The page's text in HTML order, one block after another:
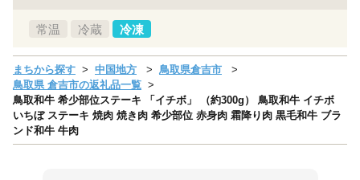
常温 冷蔵 冷凍
まちから探す 中国地方
鳥取県倉吉市
鳥取県 倉吉市の返礼品一覧
鳥取和牛 希少部位ステーキ 「イチボ」 （約300g） 鳥取和牛 イチボ
いちぼ ステーキ 焼肉 焼き肉 希少部位 赤身肉 霜降り肉 黒毛和牛 ブラ
ンド和牛 牛肉